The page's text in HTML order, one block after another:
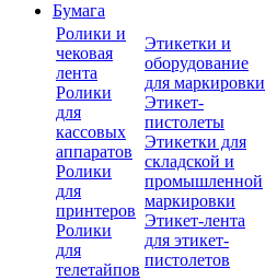
Бумага
Ролики и
чековая
лента
Ролики
для
кассовых
аппаратов
Ролики
для
принтеров
Ролики
для
телетайпов
Этикетки и
оборудование
для маркировки
Этикет-
пистолеты
Этикетки для
складской и
промышленной
маркировки
Этикет-лента
для этикет-
пистолетов